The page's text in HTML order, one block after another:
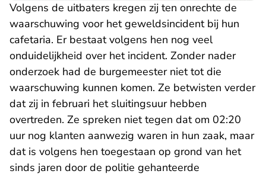
Volgens de uitbaters kregen zij ten onrechte de
waarschuwing voor het geweldsincident bij hun
cafetaria. Er bestaat volgens hen nog veel
onduidelijkheid over het incident. Zonder nader
onderzoek had de burgemeester niet tot die
waarschuwing kunnen komen. Ze betwisten verder
dat zij in februari het sluitingsuur hebben
overtreden. Ze spreken niet tegen dat om 02:20
uur nog klanten aanwezig waren in hun zaak, maar
dat is volgens hen toegestaan op grond van het
sinds jaren door de politie gehanteerde